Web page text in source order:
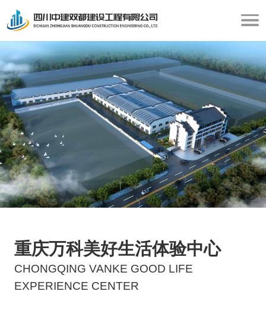
重庆万科美好生活体验中心
CHONGQING VANKE GOOD LIFE
EXPERIENCE CENTER